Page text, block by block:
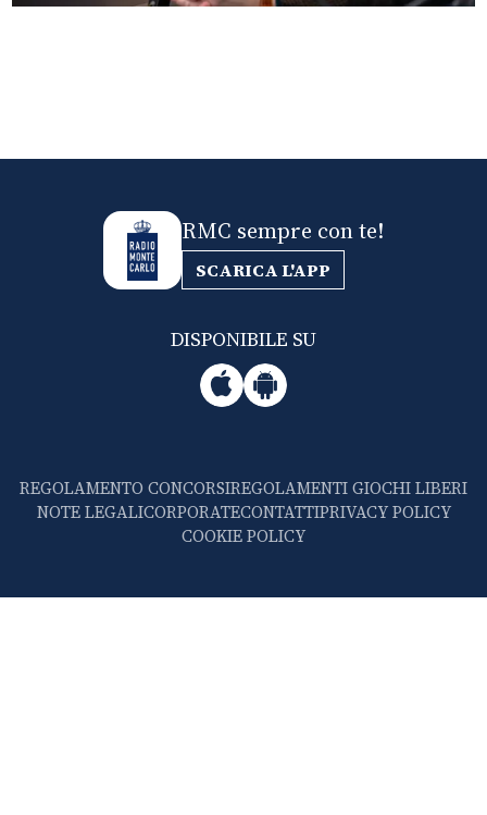
RMC sempre con te!
SCARICA L'APP
DISPONIBILE SU
REGOLAMENTO CONCORSIREGOLAMENTI GIOCHI LIBERI
NOTE LEGALICORPORATECONTATTIPRIVACY POLICY
COOKIE POLICY